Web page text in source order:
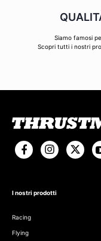
Siamo famosi
Scopri tutti i nostri
I nostri prodotti
Racing
Flying